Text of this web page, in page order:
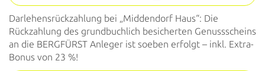
Darlehensrückzahlung bei „Middendorf Haus“: Die
Rückzahlung des grundbuchlich besicherten Genussscheins
an die BERGFÜRST Anleger ist soeben erfolgt – inkl. Extra-
Bonus von 23 %!